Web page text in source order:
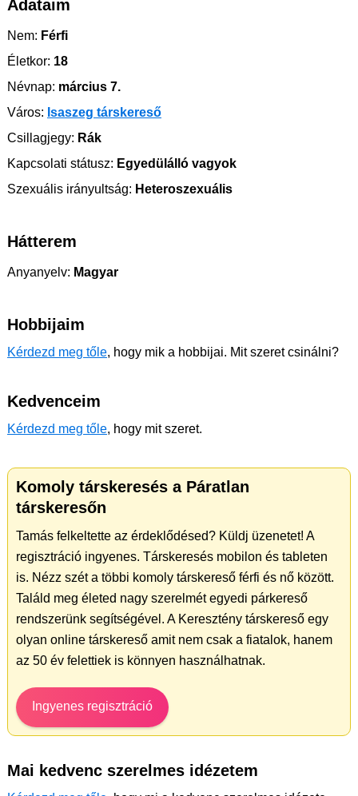
Adataim
Nem: Férfi
Életkor: 18
Névnap: március 7.
Város: Isaszeg társkereső
Csillagjegy: Rák
Kapcsolati státusz: Egyedülálló vagyok
Szexuális irányultság: Heteroszexuális
Hátterem
Anyanyelv: Magyar
Hobbijaim
Kérdezd meg tőle, hogy mik a hobbijai. Mit szeret csinálni?
Kedvenceim
Kérdezd meg tőle, hogy mit szeret.
Komoly társkeresés a Páratlan
társkeresőn
Tamás felkeltette az érdeklődésed? Küldj üzenetet! A
regisztráció ingyenes. Társkeresés mobilon és tableten
is. Nézz szét a többi komoly társkereső férfi és nő között.
Találd meg életed nagy szerelmét egyedi párkereső
rendszerünk segítségével. A Keresztény társkereső egy
olyan online társkereső amit nem csak a fiatalok, hanem
az 50 év felettiek is könnyen használhatnak.
Ingyenes regisztráció
Mai kedvenc szerelmes idézetem